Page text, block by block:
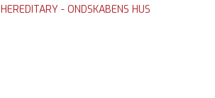
HEREDITARY - ONDSKABENS HUS